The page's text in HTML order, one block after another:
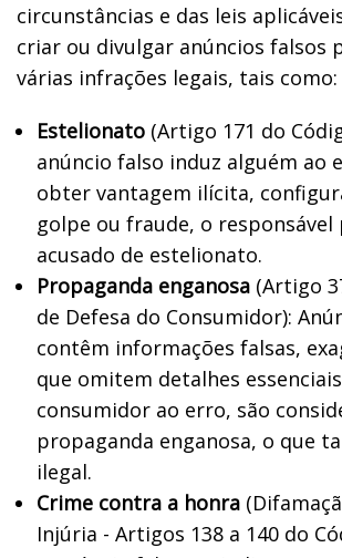
circunstâncias e das leis
criar ou divulgar anúncios falsos
várias infrações legais, tais como:
Estelionato (Artigo 171 do
anúncio falso induz alguém ao
obter vantagem ilícita,
golpe ou fraude, o responsável
acusado de estelionato.
Propaganda enganosa (Artigo
de Defesa do Consumidor):
contêm informações falsas,
que omitem detalhes
consumidor ao erro, são
propaganda enganosa, o que
ilegal.
Crime contra a honra
Injúria - Artigos 138 a 140 do